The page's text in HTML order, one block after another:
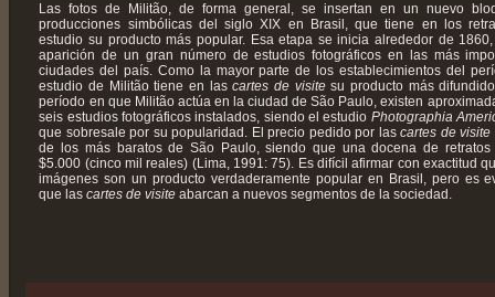
Las fotos de Militão, de forma general, se insertan en un nuevo
producciones simbólicas del siglo XIX en Brasil, que tiene en los
estudio su producto más popular. Esa etapa se inicia alrededor de
aparición de un gran número de estudios fotográficos en las más
ciudades del país. Como la mayor parte de los establecimientos del
estudio de Militão tiene en lascartes de visitesu producto más
período en que Militão actúa en la ciudad de São Paulo, existen
seis estudios fotográficos instalados, siendo el estudio Photographia
que sobresale por su popularidad. El precio pedido por lascartes de visite
de los más baratos de São Paulo, siendo que una docena de retratos
$5.000 (cinco mil reales) (Lima, 1991: 75). Es difícil afirmar con exactitud
imágenes son un producto verdaderamente popular en Brasil, pero es
que lascartes de visite abarcan a nuevos segmentos de la sociedad.